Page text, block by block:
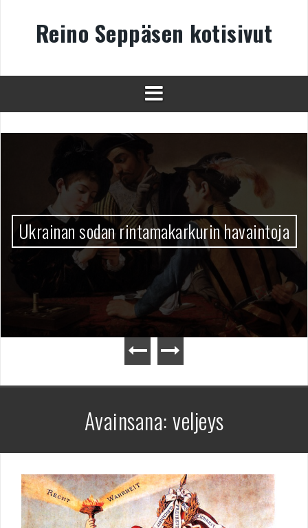
Reino Seppäsen kotisivut
Ukrainan sodan rintamakarkurin havaintoja
Avainsana:veljeys